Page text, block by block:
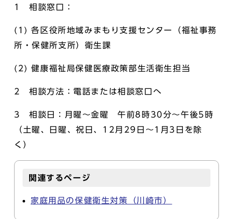
1 相談窓口：
(1) 各区役所地域みまもり支援センター（福祉事務
所・保健所支所）衛生課
(2) 健康福祉局保健医療政策部生活衛生担当
2 相談方法：電話または相談窓口へ
3 相談日：月曜～金曜 午前8時30分～午後5時
（土曜、日曜、祝日、12月29日～1月3日を除
く）
関連するページ
家庭用品の保健衛生対策（川崎市）